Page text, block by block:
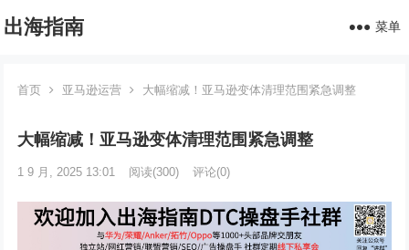
出海指南 菜单
首页 亚马逊运营 大幅缩减！亚马逊变体清理范围紧急调整
大幅缩减！亚马逊变体清理范围紧急调整
1 9 月, 2025 13:01 阅读(300) 评论(0)